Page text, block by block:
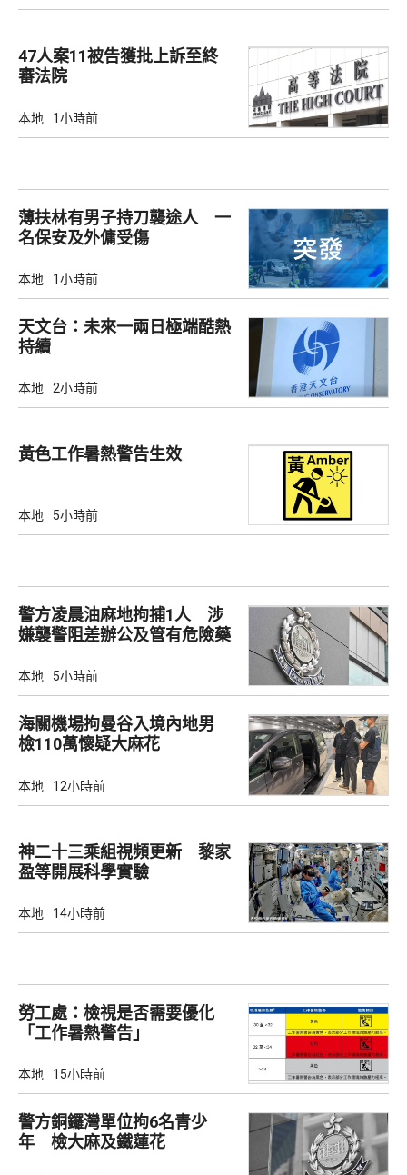
47人案11被告獲批上訴至終
審法院
本地 1小時前
薄扶林有男子持刀襲途人 一
名保安及外傭受傷
本地 1小時前
天文台：未來一兩日極端酷熱
持續
本地 2小時前
黃色工作暑熱警告生效
本地 5小時前
警方凌晨油麻地拘捕1人 涉
嫌襲警阻差辦公及管有危險藥
本地 5小時前
海關機場拘曼谷入境內地男
檢110萬懷疑大麻花
本地 12小時前
神二十三乘組視頻更新 黎家
盈等開展科學實驗
本地 14小時前
勞工處：檢視是否需要優化
「工作暑熱警告」
本地 15小時前
警方銅鑼灣單位拘6名青少
年 檢大麻及鐵蓮花